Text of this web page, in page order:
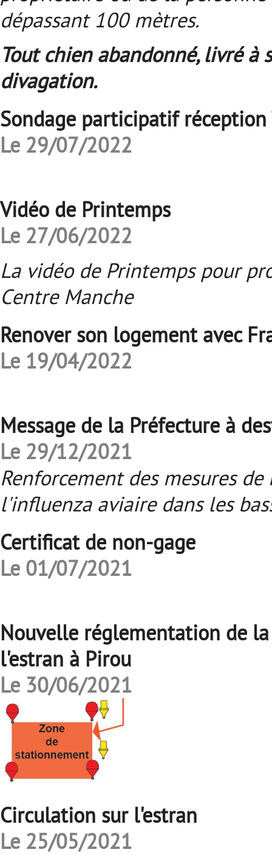
dépassant 100 mètres.
Tout chien abandonné, livré
divagation.
Sondage participatif réception
Le 29/07/2022
Vidéo de Printemps
Le 27/06/2022
La vidéo de Printemps pour
Centre Manche
Renover son logement avec
Le 19/04/2022
Message de la Préfecture à
Le 29/12/2021
Renforcement des mesures
l'influenza aviaire dans les
Certificat de non-gage
Le 01/07/2021
Nouvelle réglementation de
l'estran à Pirou
Le 30/06/2021
Circulation sur l'estran
Le 25/05/2021